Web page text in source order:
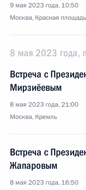
9 мая 2023 года, 10:50
Москва, Красная площадь
8 мая 2023 года,
Встреча с
Мирзиёевым
8 мая 2023 года, 21:00
Москва, Кремль
Встреча с
Жапаровым
8 мая 2023 года, 16:50